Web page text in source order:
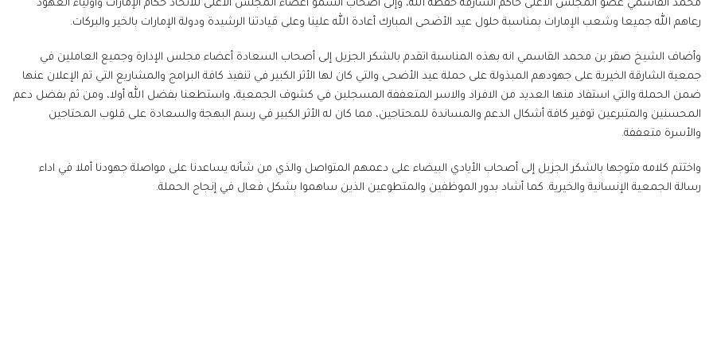
محمد القاسمي عضو المجلس الأعلى حاكم الشارقة حفظه الله، وإلى أصحاب السمو أعضاء المجلس الاعلى للاتحاد حكام الإمارات وأولياء العهود
رعاهم الله جميعا وشعب الإمارات بمناسبة ‏حلول عيد الأضحى المبارك أعادة الله علينا وعلى قيادتنا الرشيدة ودولة الإمارات بالخير ‏والبركات.
وأضاف ‏الشيخ صقر بن محمد القاسمي انه بهذه المناسبة اتقدم بالشكر الجزيل إلى أصحاب السعادة أعضاء مجلس الإدارة وجميع العاملين في
جمعية الشارقة الخيرية على جهودهم المبذولة على حملة عيد الأضحى ‏والتي كان لها الأثر الكبير في تنفيذ كافة البرامج والمشاريع التي تم الإعلان عنها
ضمن الحملة والتي استفاد منها العديد من الافراد والاسر المتعففة المسجلين في كشوف الجمعية، واستطعنا بفضل الله أولا، ومن ثم بفضل دعم
المحسنين والمتبرعين توفير كافة أشكال الدعم والمساندة للمحتاجين، مما كان له الأثر الكبير في رسم ‏البهجة والسعادة على قلوب المحتاجين
والأسرة متعففة.
واختتم كلامه متوجها بالشكر الجزيل إلى أصحاب الأيادي البيضاء على دعمهم المتواصل والذي من شأنه يساعدنا على مواصلة جهودنا أملا في اداء
رسالة الجمعية الإنسانية والخيرية. كما أشاد بدور الموظفين والمتطوعين الذين ساهموا بشكل فعال في إنجاح الحملة.